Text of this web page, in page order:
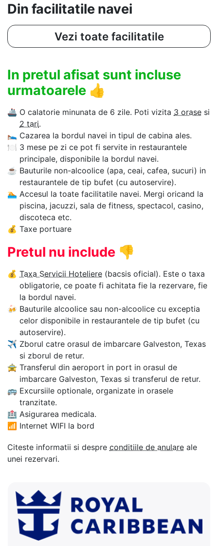
Din facilitatile navei
Vezi toate facilitatile
In pretul afisat sunt incluse
urmatoarele 👍
🚢 O calatorie minunata de 6 zile. Poti vizita 3 orase si
2 tari.
🛌 Cazarea la bordul navei in tipul de cabina ales.
🍽 3 mese pe zi ce pot fi servite in restaurantele
principale, disponibile la bordul navei.
☕ Bauturile non-alcoolice (apa, ceai, cafea, sucuri) in
restaurantele de tip bufet (cu autoservire).
🏊‍ Accesul la toate facilitatile navei. Mergi oricand la
piscina, jacuzzi, sala de fitness, spectacol, casino,
discoteca etc.
💰 Taxe portuare
Pretul nu include 👎
💰 Taxa Servicii Hoteliere (bacsis oficial). Este o taxa
obligatorie, ce poate fi achitata fie la rezervare, fie
la bordul navei.
🍻 Bauturile alcoolice sau non-alcoolice cu exceptia
celor disponibile in restaurantele de tip bufet (cu
autoservire).
✈ Zborul catre orasul de imbarcare Galveston, Texas
si zborul de retur.
🚖 Transferul din aeroport in port in orasul de
imbarcare Galveston, Texas si transferul de retur.
🚌 Excursiile optionale, organizate in orasele
tranzitate.
🏥 Asigurarea medicala.
📶 Internet WIFI la bord
Citeste informatii si despre conditiile de anulare ale
unei rezervari.